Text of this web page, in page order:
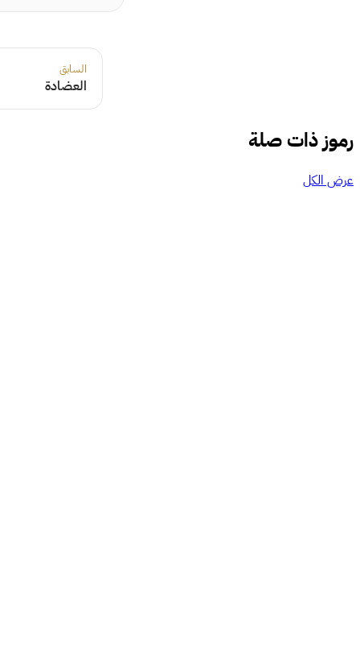
السابق
العضادة
رموز ذات صلة
عرض الكل